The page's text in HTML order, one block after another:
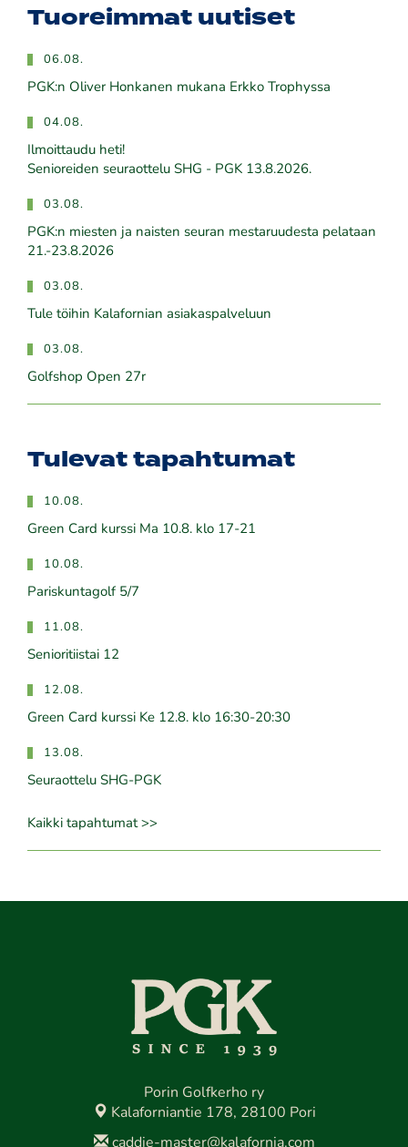
Tuoreimmat uutiset
06.08.
PGK:n Oliver Honkanen mukana Erkko Trophyssa
04.08.
Ilmoittaudu heti!
​​​​​​​Senioreiden seuraottelu SHG - PGK 13.8.2026.
03.08.
PGK:n miesten ja naisten seuran mestaruudesta pelataan
21.-23.8.2026
03.08.
Tule töihin Kalafornian asiakaspalveluun
03.08.
Golfshop Open 27r
Tulevat tapahtumat
10.08.
Green Card kurssi Ma 10.8. klo 17-21
10.08.
Pariskuntagolf 5/7
11.08.
Senioritiistai 12
12.08.
Green Card kurssi Ke 12.8. klo 16:30-20:30
13.08.
Seuraottelu SHG-PGK
Kaikki tapahtumat >>
Porin Golfkerho ry
Kalaforniantie 178, 28100 Pori
caddie-master@kalafornia.com